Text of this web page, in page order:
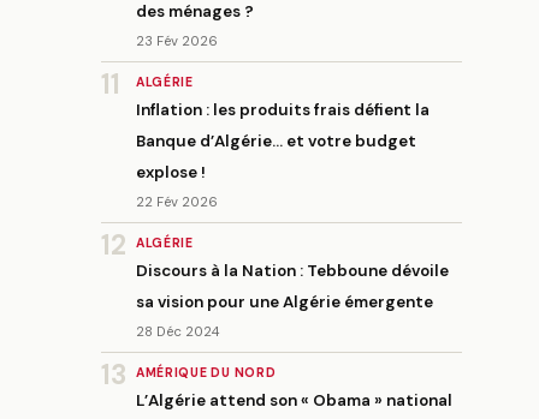
des ménages ?
23 Fév 2026
11 ALGÉRIE
Inflation : les produits frais défient la
Banque d’Algérie… et votre budget
explose !
22 Fév 2026
12 ALGÉRIE
Discours à la Nation : Tebboune dévoile
sa vision pour une Algérie émergente
28 Déc 2024
13 AMÉRIQUE DU NORD
L’Algérie attend son « Obama » national